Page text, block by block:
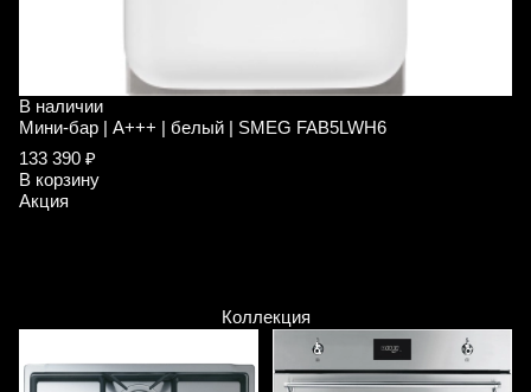
В наличии
Мини-бар | A+++ | белый | SMEG FAB5LWH6
133 390 ₽
В корзину
Акция
Коллекция